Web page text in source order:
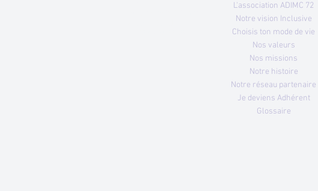
L'association ADIMC 72
Notre vision Inclusive
Choisis ton mode de vie
Nos valeurs
Nos missions
Notre histoire
Notre réseau partenaire
Je deviens Adhérent
Glossaire